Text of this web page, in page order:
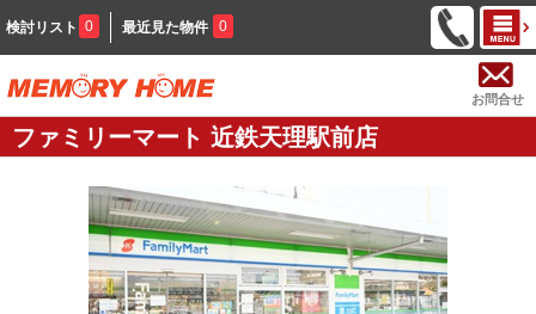
検討リスト 0 最近見た物件 0
お問合せ
ファミリーマート 近鉄天理駅前店